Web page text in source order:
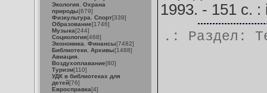
Экология. Охрана
природы[679]
Физкультура. Спорт[339]
Образование[1746]
Музыка[244]
Социология[468]
Экономика. Финансы[7482]
Библиотеки. Архивы[1488]
Авиация.
Воздухоплавание[80]
Туризм[110]
УДК в библиотеках для
детей[76]
Евросправка[4]
1993. - 151 с. :
.: Раздел: